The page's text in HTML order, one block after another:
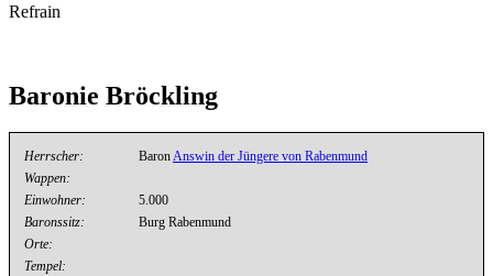
Refrain
Baronie Bröckling
Herrscher: BaronAnswin der Jüngere von Rabenmund
Wappen:
Einwohner:
5.000
Baronssitz:
Burg Rabenmund
Orte:
Tempel: